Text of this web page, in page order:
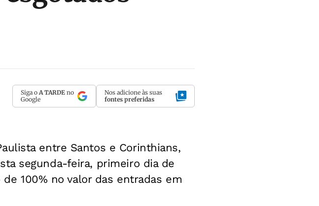
Siga o A TARDE no
Google
Nos adicione às suas
fontes preferidas
entre Santos e Corinthians,
segunda-feira, primeiro dia de
100% no valor das entradas em